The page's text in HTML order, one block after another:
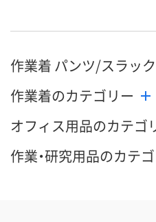
お届け日 8月24日（月）まで
数量
カゴへ
作業着 パンツ/スラッ
作業着のカテゴリー
オフィス用品のカテゴ
作業・研究用品のカテ